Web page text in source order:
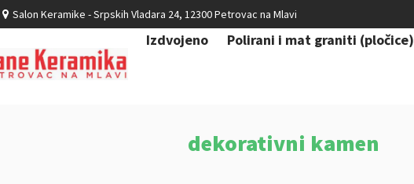
Salon Keramike - Srpskih Vladara 24, 12300 Petrovac na Mlavi
Izdvojeno Polirani i mat graniti (pločice)
dekorativni kamen